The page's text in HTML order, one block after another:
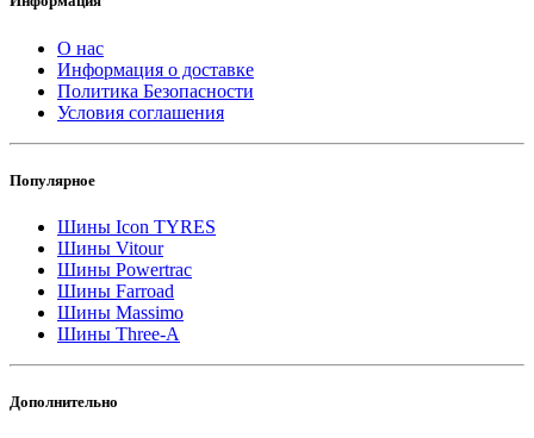
О нас
Информация о доставке
Политика Безопасности
Условия соглашения
Популярное
Шины Icon TYRES
Шины Vitour
Шины Powertrac
Шины Farroad
Шины Massimo
Шины Three-A
Дополнительно